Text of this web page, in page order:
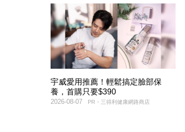
宇威愛用推薦！輕鬆搞定臉部保
養，首購只要$390
PR・三得利健康網路商店
2026-08-07